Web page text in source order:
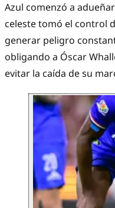
Azul comenzó a
celeste tomó el control
generar peligro
obligando a Óscar
evitar la caída de su